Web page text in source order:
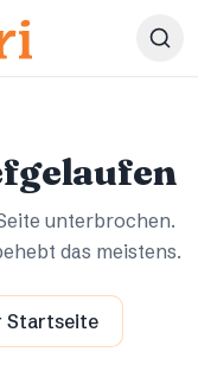
unterbrochen.
das meistens.
Startseite